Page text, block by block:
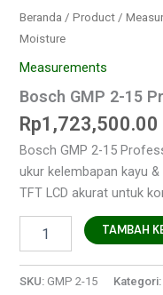
Beranda /Product /
Moisture
Measurements
Bosch GMP 2-15
Rp1,723,500.00
Bosch GMP 2-15
ukur kelembapan kayu
TFT LCD akurat untuk
TAMBAH
SKU: GMP 2-15